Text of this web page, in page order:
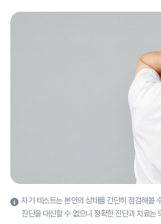
자가 테스트는 본인의 상태를 간단히 점검해볼
진단을 대신할 수 없으니 정확한 진단과 치료는